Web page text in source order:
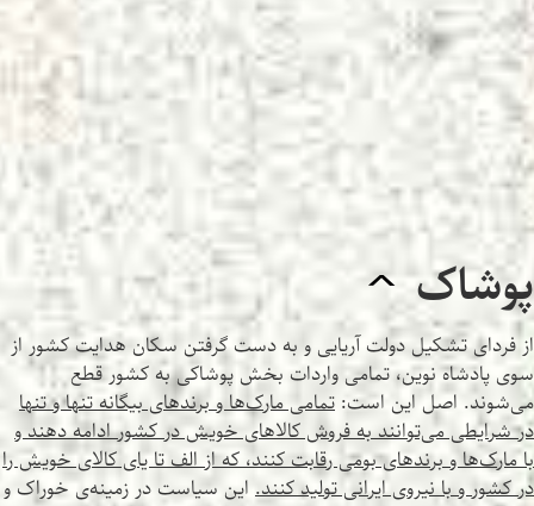
پوشاک ^
از فردای تشکیل دولت آریایی و به دست گرفتن سکان هدایت کشور از
سوی پادشاه نوین، تمامی واردات بخش پوشاکی به کشور قطع
می‌شوند. اصل این است: تمامی مارک‌ها و برندهای بیگانه تنها و تنها
در شرایطی می‌توانند به فروش کالاهای خویش در کشور ادامه دهند و
با مارک‌ها و برندهای بومی رقابت کنند، که از الف تا یای کالای خویش را
در کشور و با نیروی ایرانی تولید کنند. این سیاست در زمینه‌ی خوراک و